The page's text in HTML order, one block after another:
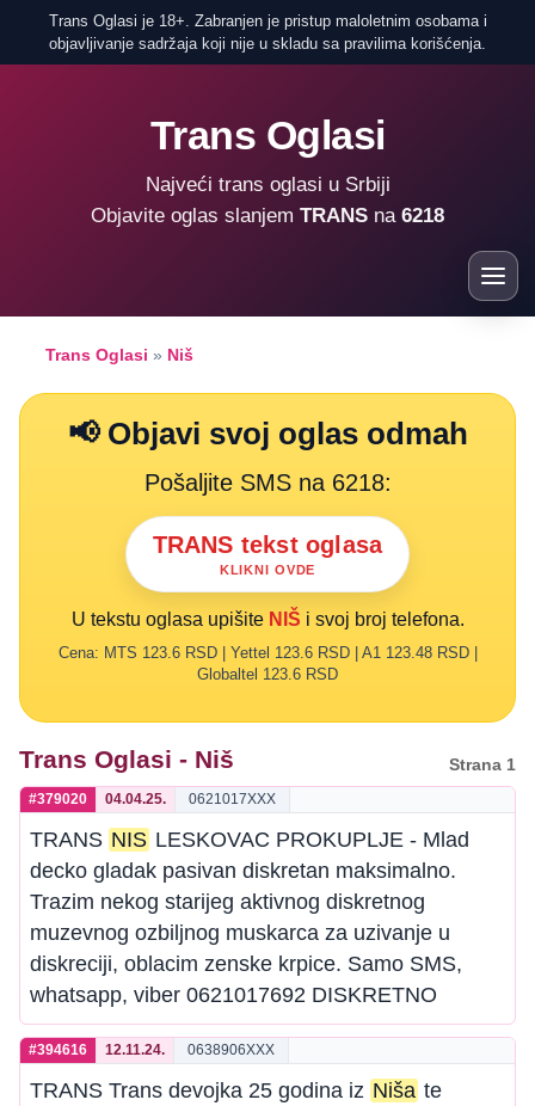
Trans Oglasi je 18+. Zabranjen je pristup maloletnim osobama i
objavljivanje sadržaja koji nije u skladu sa pravilima korišćenja.
Trans Oglasi
Najveći trans oglasi u Srbiji
Objavite oglas slanjem TRANS na 6218
Trans Oglasi » Niš
📢 Objavi svoj oglas odmah
Pošaljite SMS na 6218:
TRANS tekst oglasa
KLIKNI OVDE
U tekstu oglasa upišite NIŠ i svoj broj telefona.
Cena: MTS 123.6 RSD | Yettel 123.6 RSD | A1 123.48 RSD |
Globaltel 123.6 RSD
Trans Oglasi - Niš Strana 1
#379020 04.04.25. 0621017XXX
TRANS NIS LESKOVAC PROKUPLJE - Mlad
decko gladak pasivan diskretan maksimalno.
Trazim nekog starijeg aktivnog diskretnog
muzevnog ozbiljnog muskarca za uzivanje u
diskreciji, oblacim zenske krpice. Samo SMS,
whatsapp, viber 0621017692 DISKRETNO
#394616 12.11.24. 0638906XXX
TRANS Trans devojka 25 godina iz Niša te